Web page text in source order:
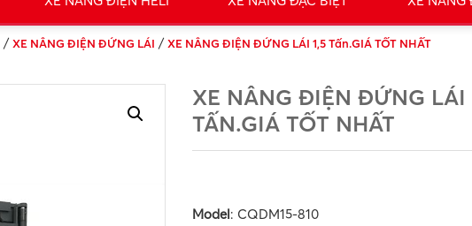
/XE NÂNG ĐIỆN ĐỨNG LÁI /XE NÂNG ĐIỆN ĐỨNG LÁI 1,5 Tấn.GIÁ TỐT NHẤT
XE NÂNG ĐIỆN ĐỨNG LÁI
TẤN.GIÁ TỐT NHẤT
Model: CQDM15-810